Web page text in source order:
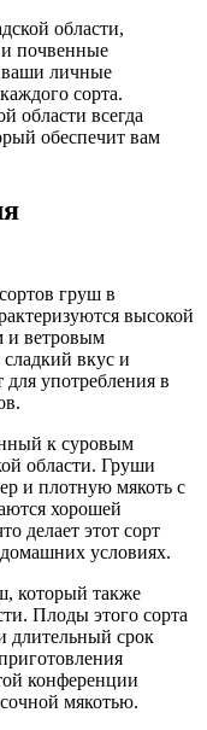
области,
и почвенные
ваши личные
сорта.
области всегда
обеспечит вам
груш в
высокой
и ветровым
вкус и
употребления в
к суровым
области. Груши
и плотную мякоть с
хорошей
делает этот сорт
условиях.
который также
Плоды этого сорта
длительный срок
конференции
мякотью.